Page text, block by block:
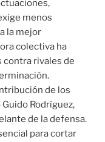
menos
la mejor
colectiva ha
rivales de
de los
Rodríguez,
de la defensa.
para cortar